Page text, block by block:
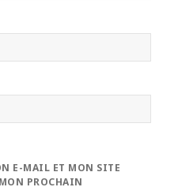
E-MAIL ET MON SITE
PROCHAIN